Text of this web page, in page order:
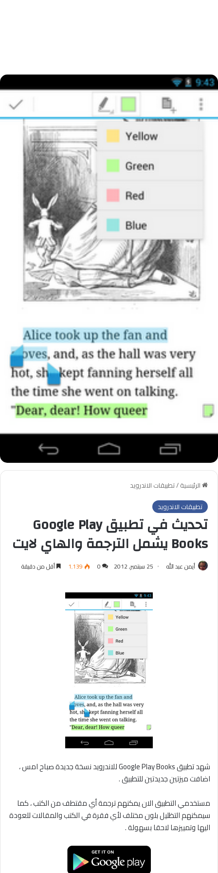
الرئيسية/تطبيقات الاندرويد
تطبيقات الاندرويد
تحديث في تطبيق Google Play
Books يشمل الترجمة والهاي لايت
أيمن عبد الله 25 سبتمبر, 2012 0 1٬139 أقل من دقيقة
شهد تطبيق Google Play Books للاندرويد نسخة جديدة صباح امس ،
اضافت ميزتين جديدتين للتطبيق .
مستخدمي التطبيق الان يمكنهم ترجمة أي مقتطف من الكتب ، كما
سيمكنهم التظليل بلون مختلف لأي فقرة في الكتب والمقالات للعودة
اليها وتمييزها لاحقا بسهولة .